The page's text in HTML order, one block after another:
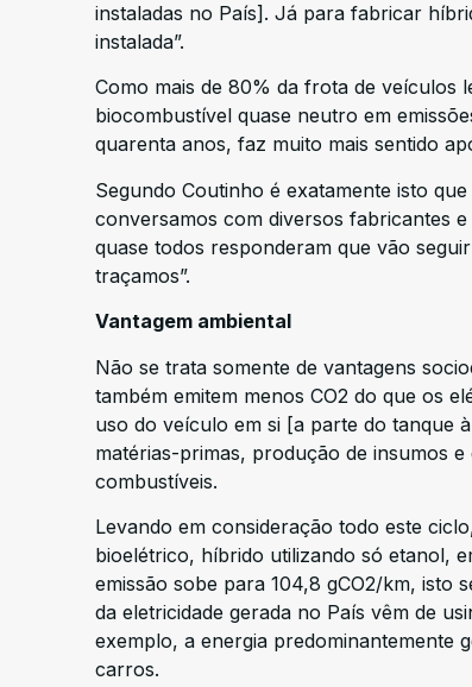
instaladas no País]. Já para fabricar
instalada”.
Como mais de 80% da frota de veículos
biocombustível quase neutro em
quarenta anos, faz muito mais sentido
Segundo Coutinho é exatamente isto
conversamos com diversos fabricantes
quase todos responderam que vão
traçamos”.
Vantagem ambiental
Não se trata somente de vantagens
também emitem menos CO2 do que os
uso do veículo em si [a parte do tanque
matérias-primas, produção de insumos
combustíveis.
Levando em consideração todo este
bioelétrico, híbrido utilizando só etanol,
emissão sobe para 104,8 gCO2/km, isto
da eletricidade gerada no País vêm de
exemplo, a energia predominantemente
carros.